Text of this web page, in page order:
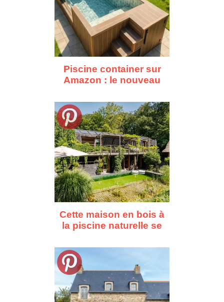
Piscine container sur
Amazon : le nouveau
000€
Cette maison en bois à
la piscine naturelle se